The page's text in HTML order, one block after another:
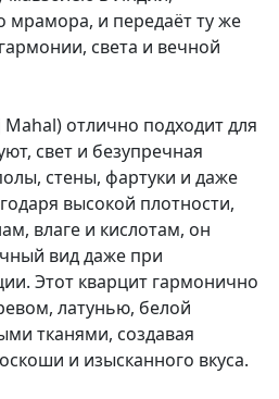
мрамора, и передаёт ту же
света и вечной
отлично подходит для
свет и безупречная
стены, фартуки и даже
высокой плотности,
влаге и кислотам, он
вид даже при
Этот кварцит гармонично
латунью, белой
тканями, создавая
и изысканного вкуса.